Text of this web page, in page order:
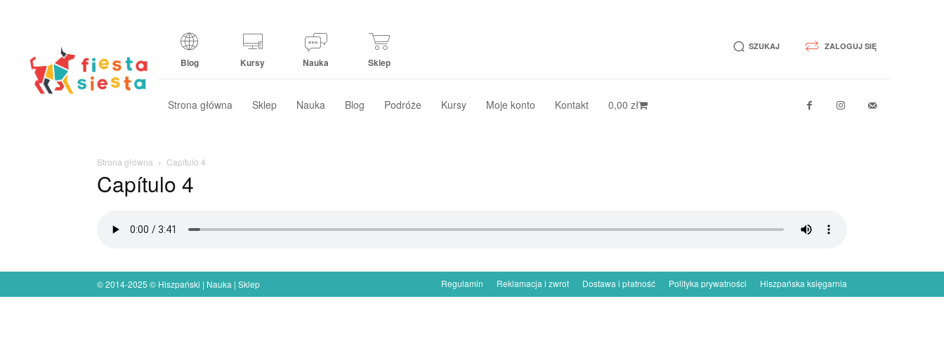
Blog Kursy Nauka Sklep
SZUKAJ ZALOGUJ SIĘ
Strona główna Sklep Nauka Blog Podróże Kursy Moje konto Kontakt 0,00 zł
Strona główna Capítulo 4
Capítulo 4
Regulamin Reklamacja i zwrot Dostawa i płatność Polityka prywatności Hiszpańska księgarnia
© 2014-2025 © Hiszpański | Nauka | Sklep